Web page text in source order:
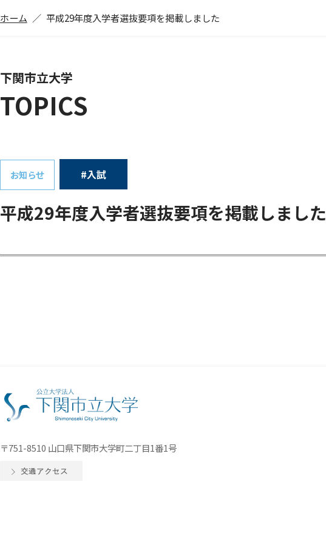
ホーム 平成29年度入学者選抜要項を掲載しました
下関市立大学
TOPICS
お知らせ #入試
平成29年度入学者選抜要項を掲載しました
〒751-8510 山口県下関市大学町二丁目1番1号
交通アクセス